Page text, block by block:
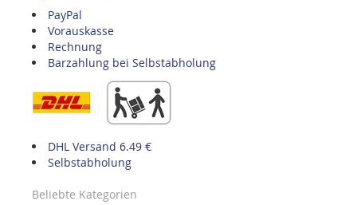
PayPal
Vorauskasse
Rechnung
Barzahlung bei Selbstabholung
DHL Versand 6.49 €
Selbstabholung
Beliebte Kategorien